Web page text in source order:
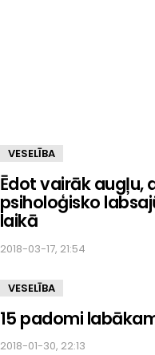
VESELĪBA
Ēdot vairāk augļu,
psiholoģisko
laikā
2018-03-17, 21:54
VESELĪBA
15 padomi
2018-01-30, 22:13